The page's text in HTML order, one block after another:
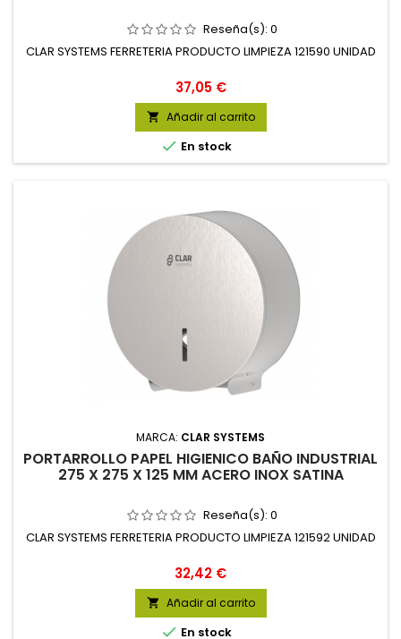
Reseña(s): 0
CLAR SYSTEMS FERRETERIA PRODUCTO LIMPIEZA 121590 UNIDAD
Precio
37,05 €
 Añadir al carrito
 En stock
MARCA: CLAR SYSTEMS
PORTARROLLO PAPEL HIGIENICO BAÑO INDUSTRIAL
275 X 275 X 125 MM ACERO INOX SATINA
Reseña(s): 0
CLAR SYSTEMS FERRETERIA PRODUCTO LIMPIEZA 121592 UNIDAD
Precio
32,42 €
 Añadir al carrito
 En stock